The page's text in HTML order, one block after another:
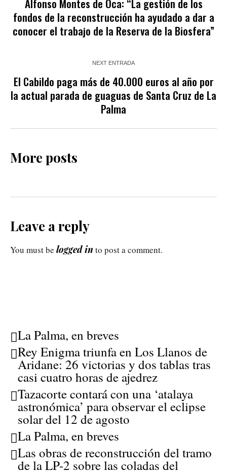
fondos de la reconstrucción ha ayudado a dar a
conocer el trabajo de la Reserva de la Biosfera”
NEXT ENTRADA
El Cabildo paga más de 40.000 euros al año por
la actual parada de guaguas de Santa Cruz de La
Palma
More posts
Leave a reply
You must be logged in to post a comment.
La Palma, en breves
Rey Enigma triunfa en Los Llanos de
Aridane: 26 victorias y dos tablas tras
casi cuatro horas de ajedrez
Tazacorte contará con una ‘atalaya
astronómica’ para observar el eclipse
solar del 12 de agosto
La Palma, en breves
Las obras de reconstrucción del tramo
de la LP-2 sobre las coladas del